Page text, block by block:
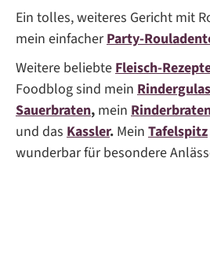
Ein tolles, weiteres Gericht mit
mein einfacherParty-
Weitere beliebteFleisch-
Foodblog sind mein
Sauerbraten, mein
und das Kassler. Mein Tafelspitz
wunderbar für besondere